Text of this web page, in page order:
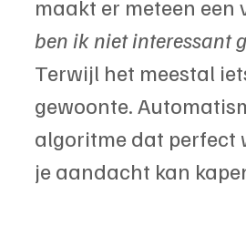
maakt er meteen een
ben ik niet interessant
Terwijl het meestal
gewoonte.
algoritme dat perfect
je aandacht kan